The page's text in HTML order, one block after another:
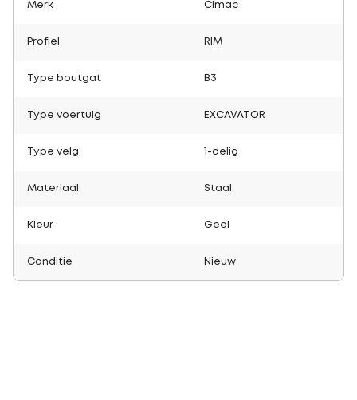
Merk Cimac
Profiel RIM
Type boutgat B3
Type voertuig EXCAVATOR
Type velg 1-delig
Materiaal Staal
Kleur Geel
Conditie Nieuw